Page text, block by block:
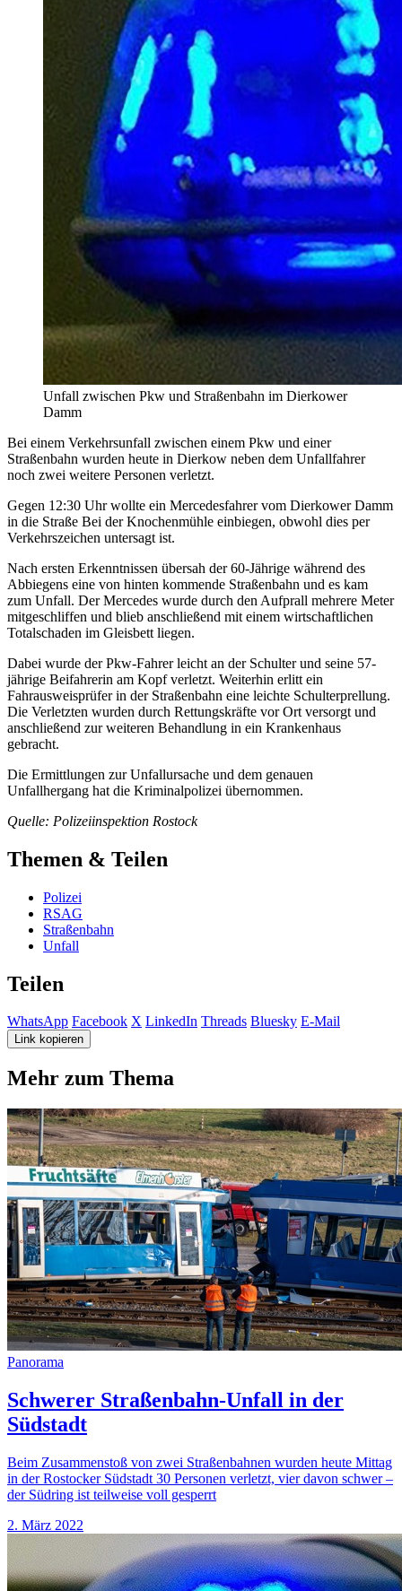
Unfall zwischen Pkw und Straßenbahn im Dierkower
Damm
Bei einem Verkehrsunfall zwischen einem Pkw und einer
Straßenbahn wurden heute in Dierkow neben dem Unfallfahrer
noch zwei weitere Personen verletzt.
Gegen 12:30 Uhr wollte ein Mercedesfahrer vom Dierkower Damm
in die Straße Bei der Knochenmühle einbiegen, obwohl dies per
Verkehrszeichen untersagt ist.
Nach ersten Erkenntnissen übersah der 60-Jährige während des
Abbiegens eine von hinten kommende Straßenbahn und es kam
zum Unfall. Der Mercedes wurde durch den Aufprall mehrere Meter
mitgeschliffen und blieb anschließend mit einem wirtschaftlichen
Totalschaden im Gleisbett liegen.
Dabei wurde der Pkw-Fahrer leicht an der Schulter und seine 57-
jährige Beifahrerin am Kopf verletzt. Weiterhin erlitt ein
Fahrausweisprüfer in der Straßenbahn eine leichte Schulterprellung.
Die Verletzten wurden durch Rettungskräfte vor Ort versorgt und
anschließend zur weiteren Behandlung in ein Krankenhaus
gebracht.
Die Ermittlungen zur Unfallursache und dem genauen
Unfallhergang hat die Kriminalpolizei übernommen.
Quelle: Polizeiinspektion Rostock
Themen & Teilen
Polizei
RSAG
Straßenbahn
Unfall
Teilen
WhatsApp Facebook X LinkedIn Threads Bluesky E-Mail
Link kopieren
Mehr zum Thema
Panorama
Schwerer Straßenbahn-Unfall in der
Südstadt
Beim Zusammenstoß von zwei Straßenbahnen wurden heute Mittag
in der Rostocker Südstadt 30 Personen verletzt, vier davon schwer –
der Südring ist teilweise voll gesperrt
2. März 2022